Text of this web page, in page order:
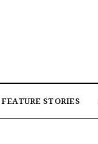
FEATURE STORIES